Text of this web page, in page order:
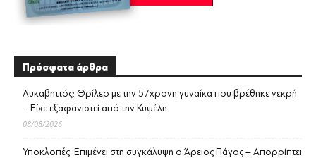
Πρόσφατα άρθρα
Λυκαβηττός: Θρίλερ με την 57χρονη γυναίκα που βρέθηκε νεκρή
– Είχε εξαφανιστεί από την Κυψέλη
08/08/2026
Υποκλοπές: Επιμένει στη συγκάλυψη ο Άρειος Πάγος – Απορρίπτει